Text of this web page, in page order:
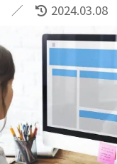
2024.03.08